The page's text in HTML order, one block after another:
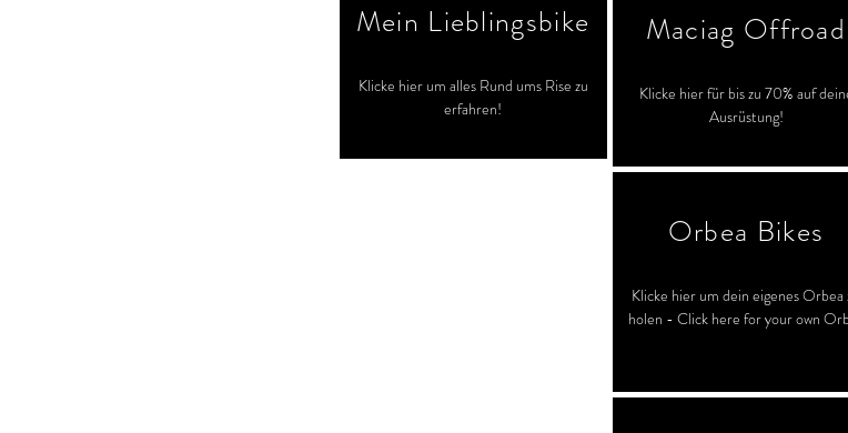
Mein Lieblingsbike
Klicke hier um alles Rund ums Rise zu
erfahren!
Maciag Offroad
Klicke hier für bis zu 70% auf
Ausrüstung!
Orbea Bikes
Klicke hier um dein eigenes Orbea
holen - Click here for your own